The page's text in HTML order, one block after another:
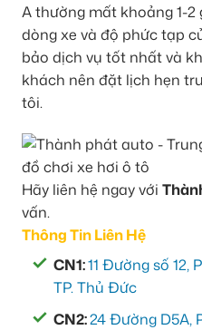
A thường mất khoảng 1-
dòng xe và độ phức tạp
bảo dịch vụ tốt nhất và
khách nên đặt lịch hẹn
tôi.
Hãy liên hệ ngay với
vấn.
Thông Tin Liên Hệ
CN1:11 Đường số 12,
TP. Thủ Đức
CN2:24 Đường D5A,